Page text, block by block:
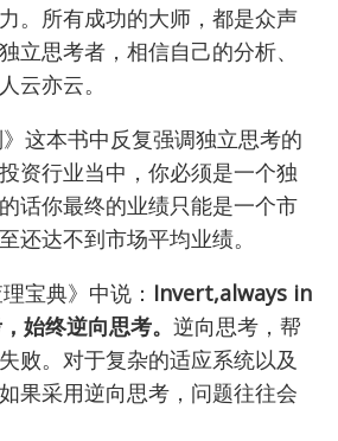
。所有成功的大师，都是众声
立思考者，相信自己的分析、
云亦云。
这本书中反复强调独立思考的
资行业当中，你必须是一个独
话你最终的业绩只能是一个市
还达不到市场平均业绩。
宝典》中说： Invert,always in
终逆向思考。 逆向思考，帮
败。对于复杂的适应系统以及
果采用逆向思考，问题往往会